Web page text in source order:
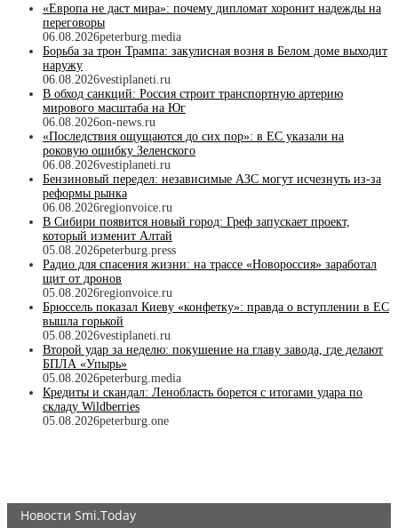
«Европа не даст мира»: почему дипломат хоронит надежды на
переговоры
06.08.2026peterburg.media
Борьба за трон Трампа: закулисная возня в Белом доме выходит
наружу
06.08.2026vestiplaneti.ru
В обход санкций: Россия строит транспортную артерию
мирового масштаба на Юг
06.08.2026on-news.ru
«Последствия ощущаются до сих пор»: в ЕС указали на
роковую ошибку Зеленского
06.08.2026vestiplaneti.ru
Бензиновый передел: независимые АЗС могут исчезнуть из-за
реформы рынка
06.08.2026regionvoice.ru
В Сибири появится новый город: Греф запускает проект,
который изменит Алтай
05.08.2026peterburg.press
Радио для спасения жизни: на трассе «Новороссия» заработал
щит от дронов
05.08.2026regionvoice.ru
Брюссель показал Киеву «конфетку»: правда о вступлении в ЕС
вышла горькой
05.08.2026vestiplaneti.ru
Второй удар за неделю: покушение на главу завода, где делают
БПЛА «Упырь»
05.08.2026peterburg.media
Кредиты и скандал: Ленобласть борется с итогами удара по
складу Wildberries
05.08.2026peterburg.one